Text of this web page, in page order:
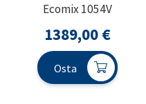
Ecomix 1054V
1389,00 €
Osta